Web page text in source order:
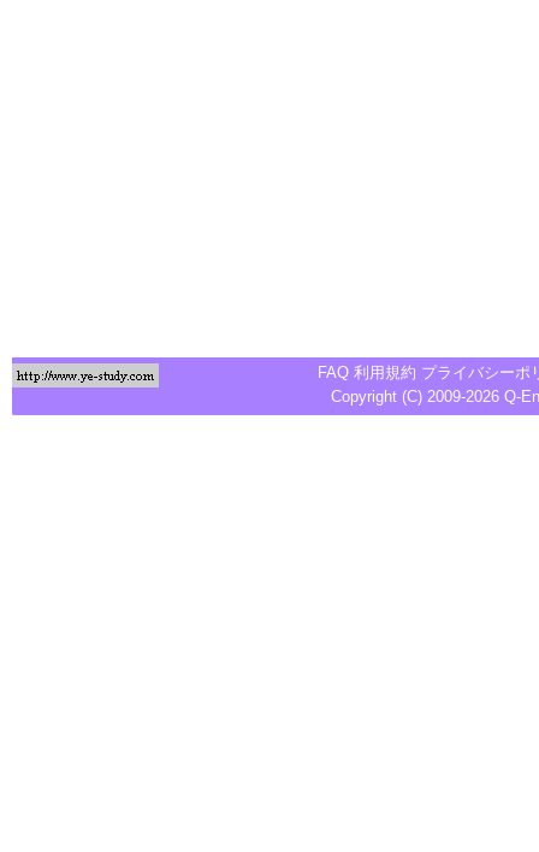
FAQ 利用規約 プライバシーポ
Copyright (C) 2009-2026 Q-